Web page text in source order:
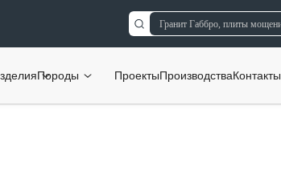
Породы ПроектыПроизводстваКонтакты